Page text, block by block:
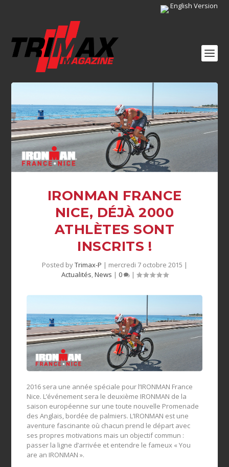
English Version
IRONMAN FRANCE
NICE, DÉJÀ 2000
ATHLÈTES SONT
INSCRITS !
Posted byTrimax-P | mercredi 7 octobre 2015 |
Actualités,News | 0 |
2016 sera une année spéciale pour l’IRONMAN France
Nice. L’événement sera le deuxième IRONMAN de la
saison européenne sur une toute nouvelle Promenade
des Anglais, bordée de palmiers. L’IRONMAN est une
aventure fascinante où chacun prend le départ avec
ses propres motivations mais un objectif commun :
passer la ligne d’arrivée et entendre le fameux « You
are an IRONMAN ».